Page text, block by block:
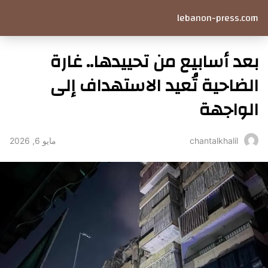
lebanon-press.com
بعد أسابيع من تحييدها.. غارة
الضاحية تُعيد الاستهداف إلى
الواجهة
chantalkhalil مايو 6, 2026